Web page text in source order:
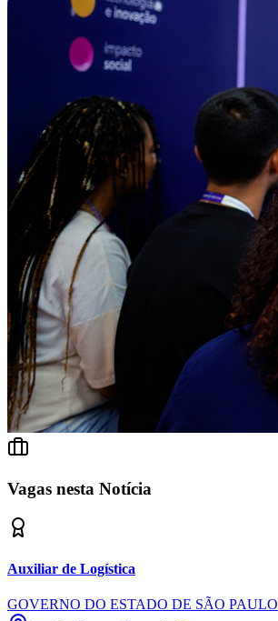
Athletico-PR
Vagas nesta Notícia
Auxiliar de Logística
GOVERNO DO ESTADO DE SÃO PAULO